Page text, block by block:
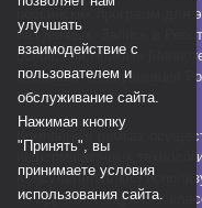
российских программ
баз данных. Запись в
основании Приказа
массовых коммуникаций
112.
Компания в рамках
информационных
КонсультантПлюс)
СУБД, относящуюся к
улучшать
взаимодействие с
пользователем и
обслуживание сайта.
Нажимая кнопку
"Принять", вы
принимаете условия
использования сайта.